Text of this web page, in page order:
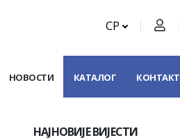
СР
НОВОСТИ КАТАЛОГ КОНТАКТ
НАЈНОВИЈЕ ВИЈЕСТИ